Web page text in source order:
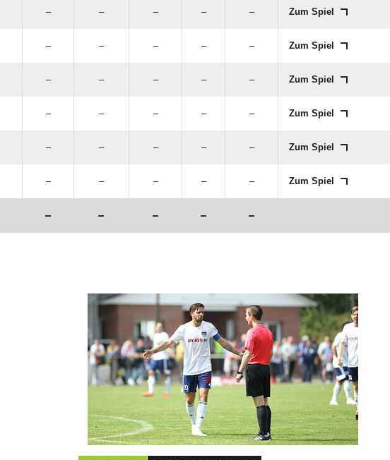
– – – – – Zum Spiel
– – – – – Zum Spiel
– – – – – Zum Spiel
– – – – – Zum Spiel
– – – – – Zum Spiel
– – – – – Zum Spiel
– – – – –